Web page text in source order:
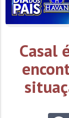
Casal